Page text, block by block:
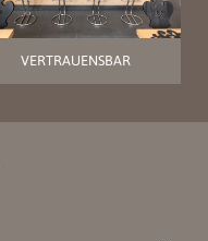
VERTRAUENSBAR